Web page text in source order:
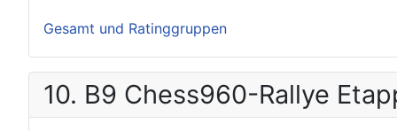
Gesamt und Ratinggruppen
10. B9 Chess960-Rallye